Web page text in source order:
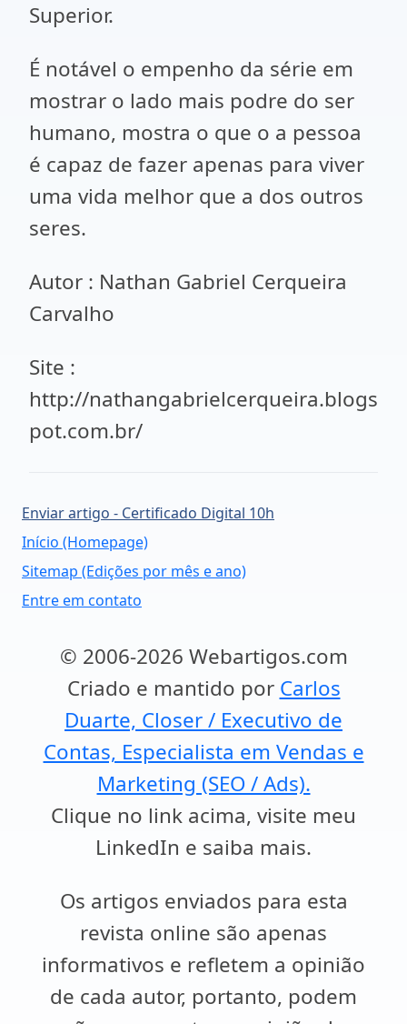
Superior.
É notável o empenho da série em
mostrar o lado mais podre do ser
humano, mostra o que o a pessoa
é capaz de fazer apenas para viver
uma vida melhor que a dos outros
seres.
Autor : Nathan Gabriel Cerqueira
Carvalho
Site :
http://nathangabrielcerqueira.blogs
pot.com.br/
Enviar artigo - Certificado Digital 10h
Início (Homepage)
Sitemap (Edições por mês e ano)
Entre em contato
© 2006-2026 Webartigos.com
Criado e mantido por Carlos
Duarte, Closer / Executivo de
Contas, Especialista em Vendas e
Marketing (SEO / Ads).
Clique no link acima, visite meu
LinkedIn e saiba mais.
Os artigos enviados para esta
revista online são apenas
informativos e refletem a opinião
de cada autor, portanto, podem